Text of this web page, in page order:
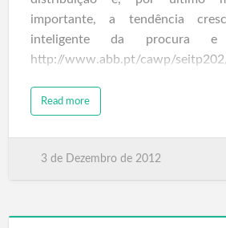
importante, a tendência
inteligente da procura e
http://www.abb.pt/cawp/
ABB resolve quebra-cabeças
do futuro. …
Read more
3 de Dezembro de 2012